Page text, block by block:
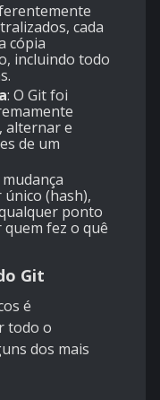
cada
cópia
incluindo todo
: O Git foi
alternar e
de um
mudança
(hash),
ponto
fez o quê
Git
é
todo o
dos mais